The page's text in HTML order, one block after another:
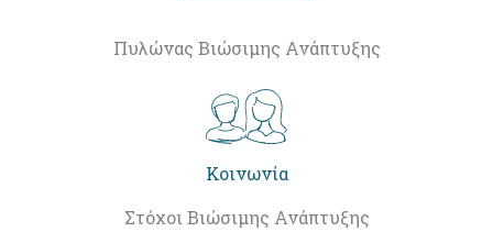
Πυλώνας Βιώσιμης Ανάπτυξης
Κοινωνία
Στόχοι Βιώσιμης Ανάπτυξης